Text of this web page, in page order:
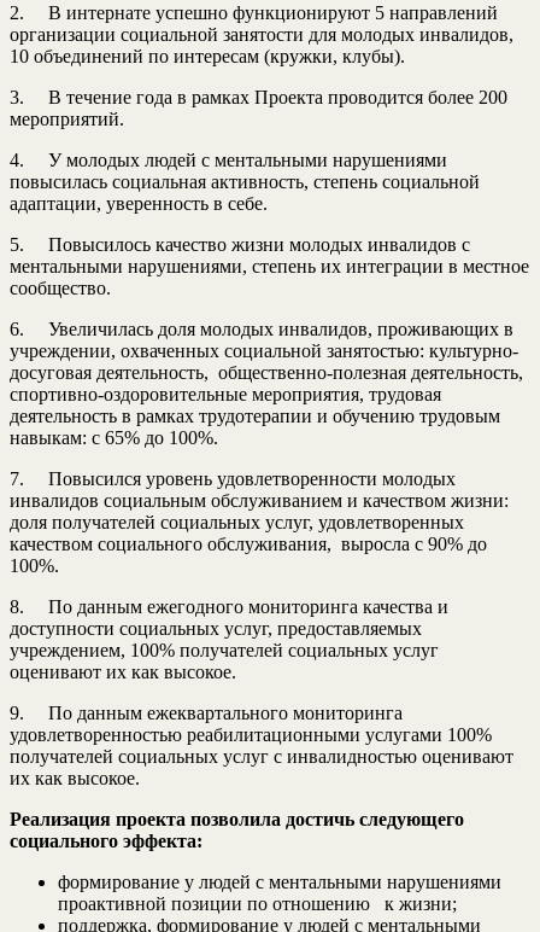
2. В интернате успешно функционируют 5 направлений
организации социальной занятости для молодых инвалидов,
10 объединений по интересам (кружки, клубы).
3. В течение года в рамках Проекта проводится более 200
мероприятий.
4. У молодых людей с ментальными нарушениями
повысилась социальная активность, степень социальной
адаптации, уверенность в себе.
5. Повысилось качество жизни молодых инвалидов с
ментальными нарушениями, степень их интеграции в местное
сообщество.
6. Увеличилась доля молодых инвалидов, проживающих в
учреждении, охваченных социальной занятостью: культурно-
досуговая деятельность, общественно-полезная деятельность,
спортивно-оздоровительные мероприятия, трудовая
деятельность в рамках трудотерапии и обучению трудовым
навыкам: с 65% до 100%.
7. Повысился уровень удовлетворенности молодых
инвалидов социальным обслуживанием и качеством жизни:
доля получателей социальных услуг, удовлетворенных
качеством социального обслуживания, выросла с 90% до
100%.
8. По данным ежегодного мониторинга качества и
доступности социальных услуг, предоставляемых
учреждением, 100% получателей социальных услуг
оценивают их как высокое.
9. По данным ежеквартального мониторинга
удовлетворенностью реабилитационными услугами 100%
получателей социальных услуг с инвалидностью оценивают
их как высокое.
Реализация проекта позволила достичь следующего
социального эффекта:
формирование у людей с ментальными нарушениями
проактивной позиции по отношению к жизни;
поддержка, формирование у людей с ментальными